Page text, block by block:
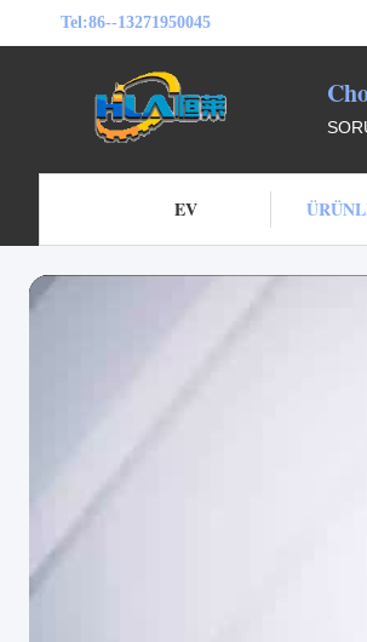
Tel:86--13271950045
EV